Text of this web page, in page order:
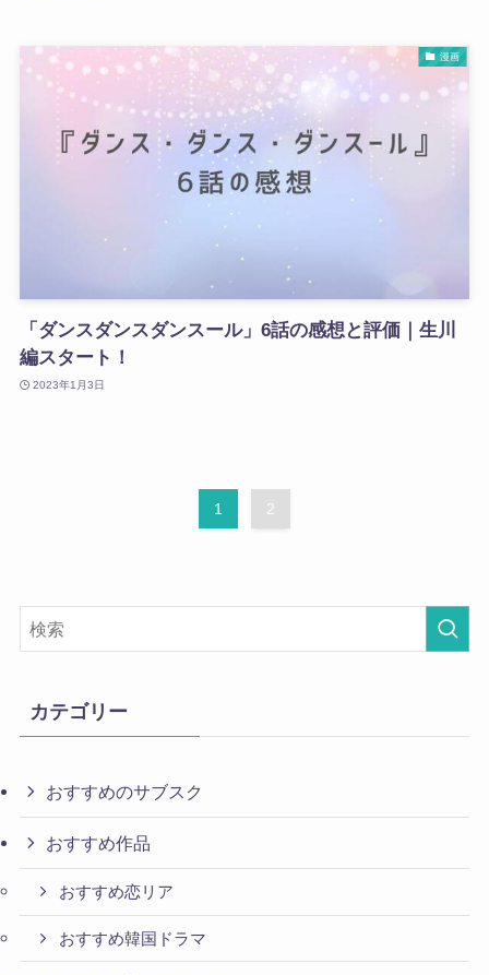
漫画
「ダンスダンスダンスール」6話の感想と評価｜生川
編スタート！
2023年1月3日
1 2
カテゴリー
おすすめのサブスク
おすすめ作品
おすすめ恋リア
おすすめ韓国ドラマ